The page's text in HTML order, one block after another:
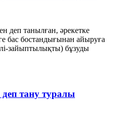
деп танылған, әрекетке
бас бостандығынан айыруға
зайыптылықты) бұзуды
тану туралы